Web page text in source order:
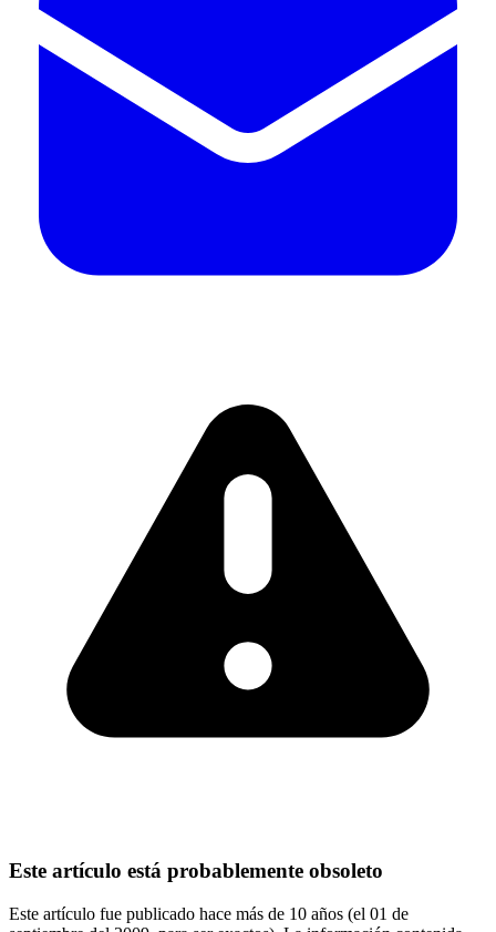
Este artículo está probablemente obsoleto
Este artículo fue publicado hace más de 10 años (el 01 de